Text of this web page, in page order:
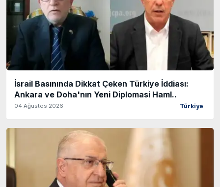
İsrail Basınında Dikkat Çeken Türkiye İddiası:
Ankara ve Doha'nın Yeni Diplomasi Haml..
04 Ağustos 2026 Türkiye